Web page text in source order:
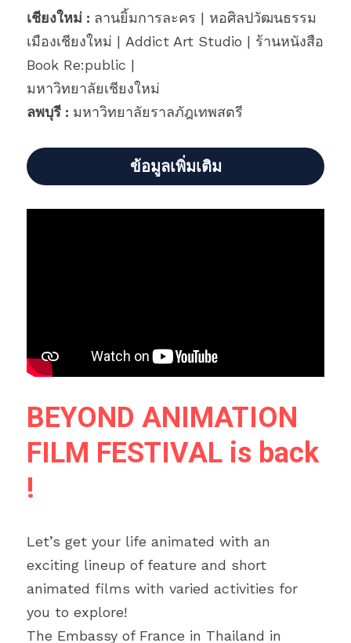
เชียงใหม่ : ลานยิ้มการละคร | หอศิลปวัฒนธรรม
เมืองเชียงใหม่ | Addict Art Studio | ร้านหนังสือ
Book Re:public |
มหาวิทยาลัยเชียงใหม่
ลพบุรี : มหาวิทยาลัยราลภัฎเทพสตรี
ข้อมูลเพิ่มเติม
BEYOND ANIMATION
FILM FESTIVAL is back
!
Let’s get your life animated with an
exciting lineup of feature and short
animated films with varied activities for
you to explore!
The Embassy of France in Thailand in